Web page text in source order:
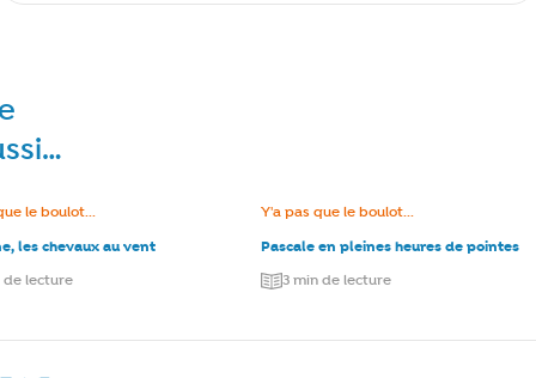
les chevaux au vent
: le boulot...
de lecture
Pascale en pleines heures de pointes
Catégorie :
Y'a pas que le boulot...
3 min de lecture